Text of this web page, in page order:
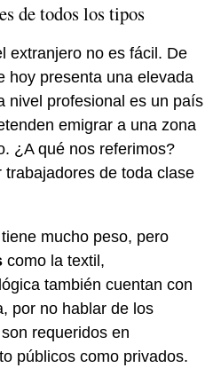
de todos los tipos
extranjero no es fácil. De
hoy presenta una elevada
nivel profesional es un país
emigrar a una zona
¿A qué nos referimos?
de toda clase
mucho peso, pero
como la textil,
también cuentan con
por no hablar de los
requeridos en
públicos como privados.